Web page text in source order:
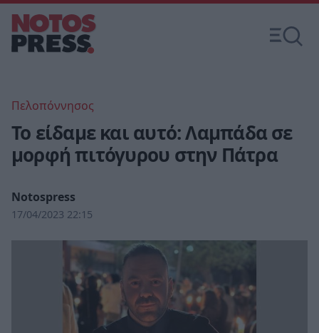
Πελοπόννησος
To είδαμε και αυτό: Λαμπάδα σε
μορφή πιτόγυρου στην Πάτρα
Notospress
17/04/2023 22:15